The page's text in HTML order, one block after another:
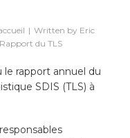
Written by Eric
du TLS
le rapport annuel du
SDIS (TLS) à